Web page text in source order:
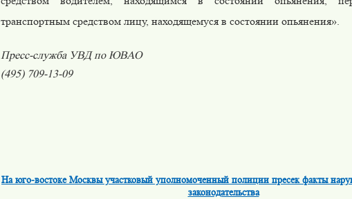
транспортным средством лицу, находящемуся в состоянии опьянения».
Пресс-служба УВД по ЮВАО
(495) 709-13-09
На юго-востоке Москвы участковый уполномоченный полиции пресек факты
законодательства